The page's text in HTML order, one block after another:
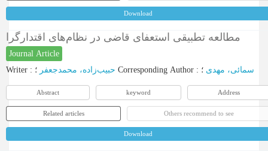
Download
مطالعه تطبیقی استعفای قاضی در نظام‌های اقتدارگرا
Journal Article
Writer : حبیب‌زاده، محمدجعفر Corresponding Author : سمائی، مهدی ؛
Abstract keyword Address
Related articles Others recommend to see
Download